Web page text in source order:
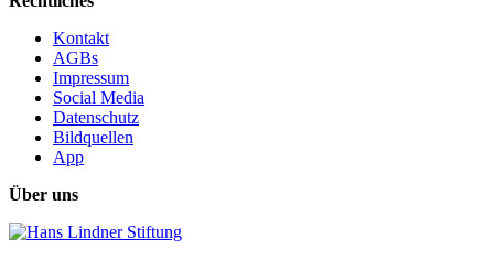
Kontakt
AGBs
Impressum
Social Media
Datenschutz
Bildquellen
App
Über uns